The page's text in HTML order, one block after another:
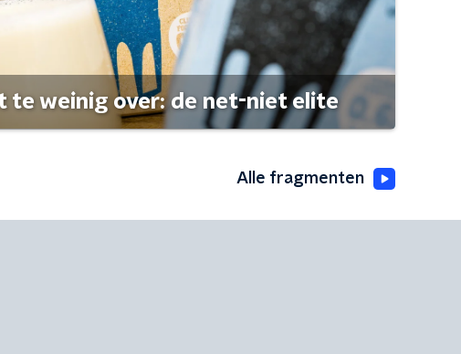
te weinig over: de net-niet elite
Alle fragmenten